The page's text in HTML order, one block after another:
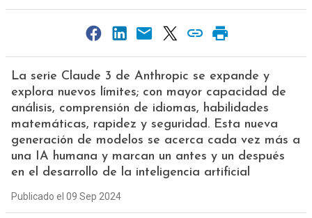
La serie Claude 3 de Anthropic se expande y
explora nuevos límites; con mayor capacidad de
análisis, comprensión de idiomas, habilidades
matemáticas, rapidez y seguridad. Esta nueva
generación de modelos se acerca cada vez más a
una IA humana y marcan un antes y un después
en el desarrollo de la inteligencia artificial
Publicado el 09 Sep 2024